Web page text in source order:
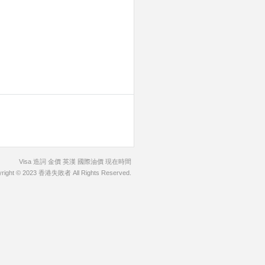
Visa 造詞 金價 英漢 國際油價 現在時間
© 2023 香港失敗者 All Rights Reserved.